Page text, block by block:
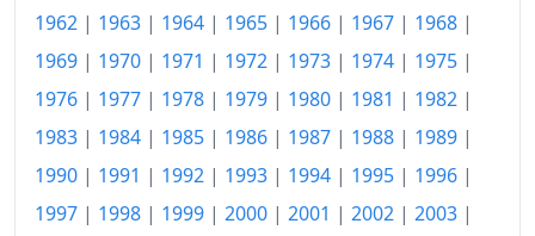
1990
497.47
1991
513.75
1992
522.63
1993
529.20
1994
532.86
1962 | 1963 | 1964 | 1965 | 1966 | 1967 | 1968 |
1969 | 1970 | 1971 | 1972 | 1973 | 1974 | 1975 |
1976 | 1977 | 1978 | 1979 | 1980 | 1981 | 1982 |
1983 | 1984 | 1985 | 1986 | 1987 | 1988 | 1989 |
1990 | 1991 | 1992 | 1993 | 1994 | 1995 | 1996 |
1997 | 1998 | 1999 | 2000 | 2001 | 2002 | 2003 |